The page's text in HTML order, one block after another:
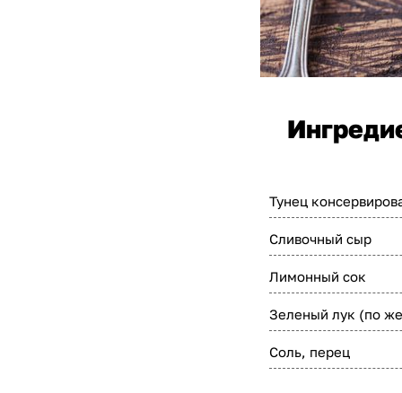
Тунец
Сливочный сыр
Лимонный сок
Зеленый лук (по
Соль, перец